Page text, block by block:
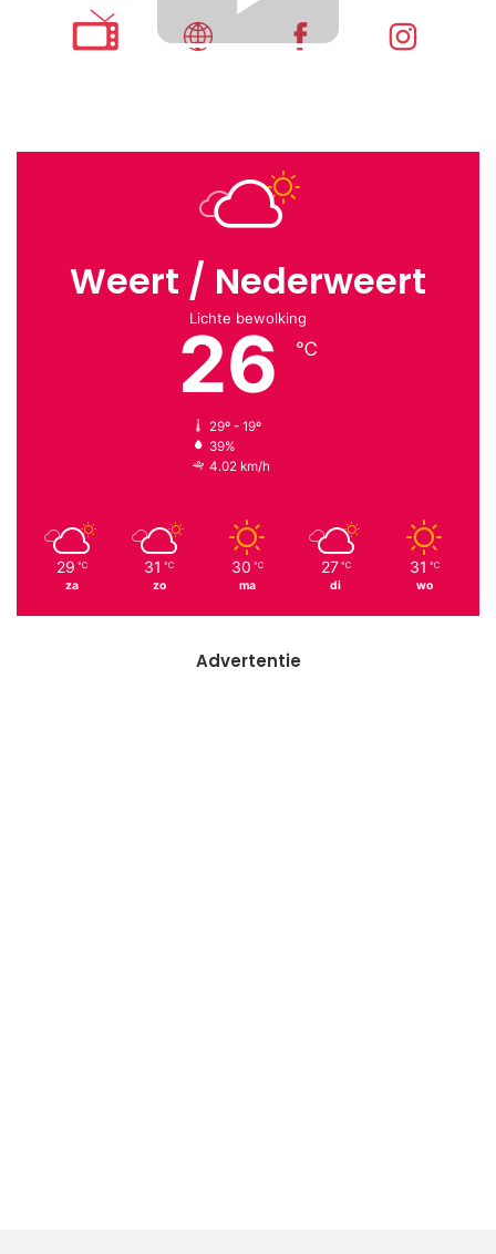
Weert / Nederweert
Lichte bewolking
26 ℃
29º - 19º
39%
4.02 km/h
29 ℃
za
31 ℃
zo
30 ℃
ma
27 ℃
di
31 ℃
wo
Advertentie